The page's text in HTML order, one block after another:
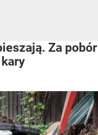
Za pobór